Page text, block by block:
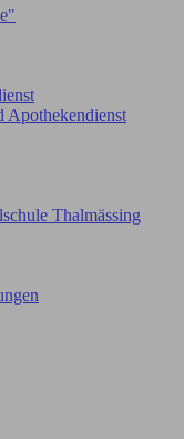
Apothekendienst
Thalmässing